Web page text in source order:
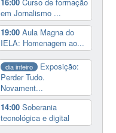
16:00Curso de formação
em Jornalismo ...
19:00Aula Magna do
IELA: Homenagem ao...
dia inteiro
Exposição:
Perder Tudo.
Novament...
14:00Soberania
tecnológica e digital